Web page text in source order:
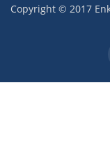
Copyright © 2017